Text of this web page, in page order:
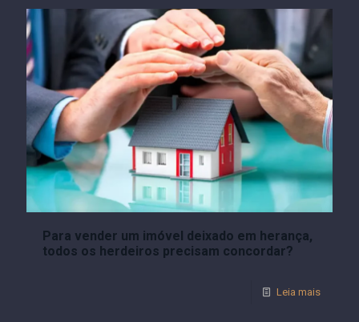
Para vender um imóvel deixado em herança,
todos os herdeiros precisam concordar?
Leia mais